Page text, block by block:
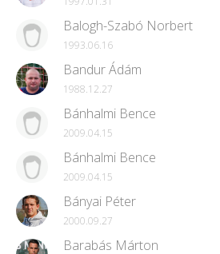
Balogh-Szabó Norbert
1993.06.16
Bandur Ádám
1988.12.27
Bánhalmi Bence
2009.04.15
Bánhalmi Bence
2009.04.15
Bányai Péter
2000.09.27
Barabás Márton